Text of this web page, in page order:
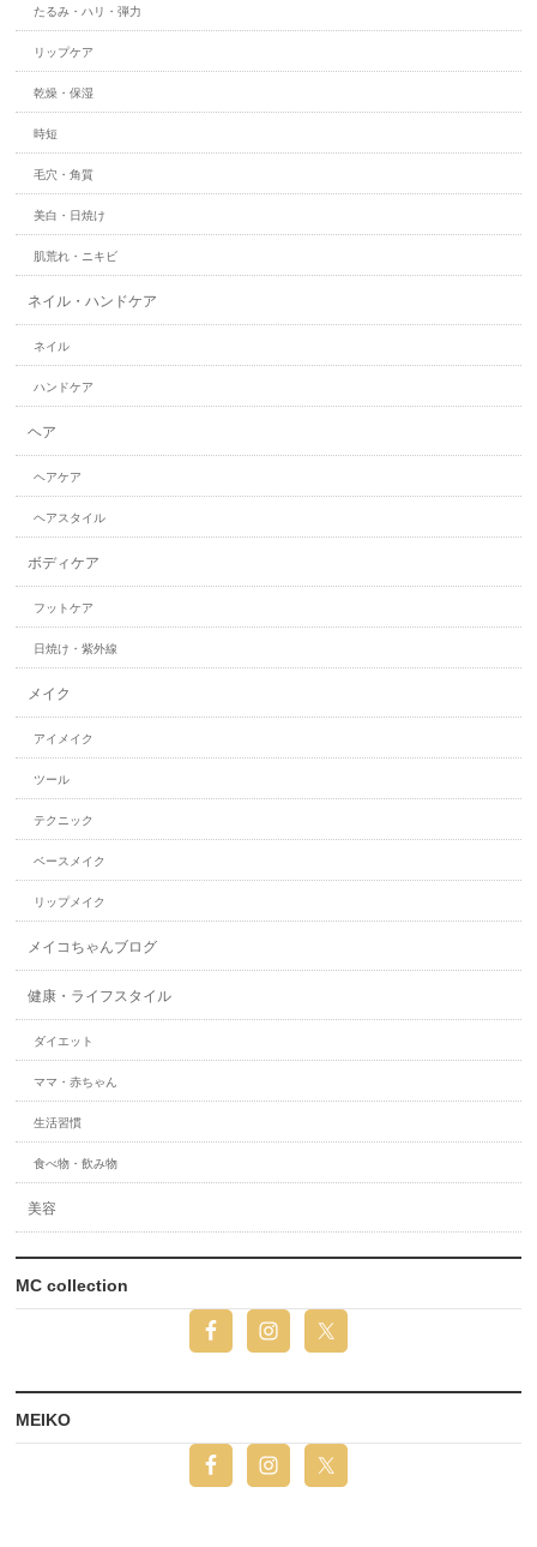
たるみ・ハリ・弾力
リップケア
乾燥・保湿
時短
毛穴・角質
美白・日焼け
肌荒れ・ニキビ
ネイル・ハンドケア
ネイル
ハンドケア
ヘア
ヘアケア
ヘアスタイル
ボディケア
フットケア
日焼け・紫外線
メイク
アイメイク
ツール
テクニック
ベースメイク
リップメイク
メイコちゃんブログ
健康・ライフスタイル
ダイエット
ママ・赤ちゃん
生活習慣
食べ物・飲み物
美容
MC collection
MEIKO